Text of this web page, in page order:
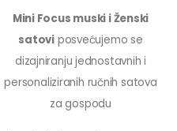
Mini Focus muski i Ženski
satovi posvećujemo se
dizajniranju jednostavnih i
personaliziranih ručnih satova
za gospodu